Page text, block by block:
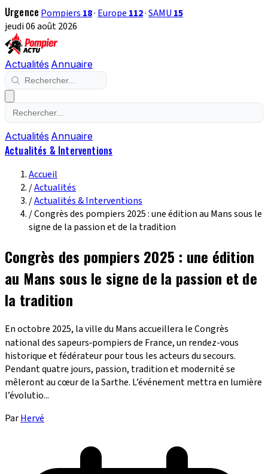
Urgence Pompiers 18· Europe 112·SAMU 15
jeudi 06 août 2026
Actualités Annuaire
Actualités Annuaire
Actualités & Interventions
Accueil
/Actualités
/Actualités & Interventions
/Congrès des pompiers 2025 : une édition au Mans sous le
signe de la passion et de la tradition
Congrès des pompiers 2025 : une édition
au Mans sous le signe de la passion et de
la tradition
En octobre 2025, la ville du Mans accueillera le Congrès
national des sapeurs‑pompiers de France, un rendez-vous
historique et fédérateur pour tous les acteurs du secours.
Pendant quatre jours, passion, tradition et modernité se
mêleront au cœur de la Sarthe. L’événement mettra en lumière
l’évolutio...
ParHervé